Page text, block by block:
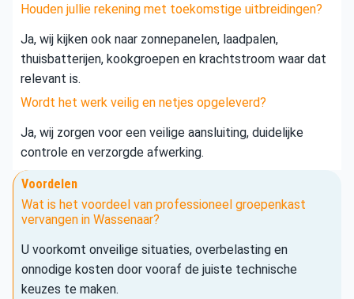
Houden jullie rekening met toekomstige uitbreidingen?
Ja, wij kijken ook naar zonnepanelen, laadpalen,
thuisbatterijen, kookgroepen en krachtstroom waar dat
relevant is.
Wordt het werk veilig en netjes opgeleverd?
Ja, wij zorgen voor een veilige aansluiting, duidelijke
controle en verzorgde afwerking.
Voordelen
Wat is het voordeel van professioneel groepenkast
vervangen in Wassenaar?
U voorkomt onveilige situaties, overbelasting en
onnodige kosten door vooraf de juiste technische
keuzes te maken.